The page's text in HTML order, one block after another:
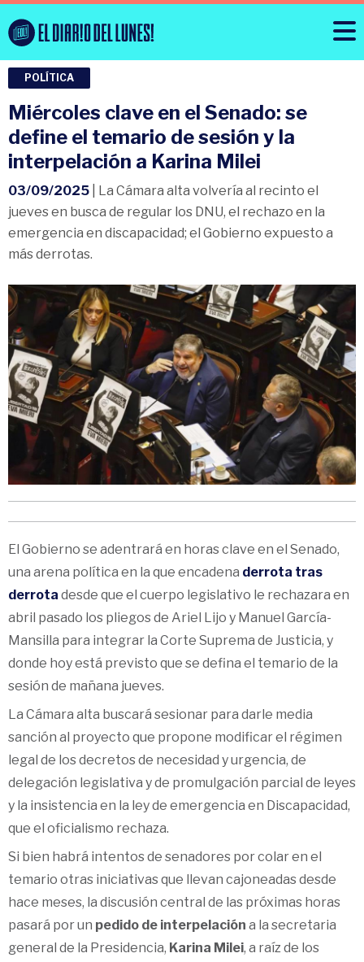
POLÍTICA
Miércoles clave en el Senado: se
define el temario de sesión y la
interpelación a Karina Milei
03/09/2025 | La Cámara alta volvería al recinto el
jueves en busca de regular los DNU, el rechazo en la
emergencia en discapacidad; el Gobierno expuesto a
más derrotas.
El Gobierno se adentrará en horas clave en el Senado,
una arena política en la que encadena derrota tras
derrota desde que el cuerpo legislativo le rechazara en
abril pasado los pliegos de Ariel Lijo y Manuel García-
Mansilla para integrar la Corte Suprema de Justicia, y
donde hoy está previsto que se defina el temario de la
sesión de mañana jueves.
La Cámara alta buscará sesionar para darle media
sanción al proyecto que propone modificar el régimen
legal de los decretos de necesidad y urgencia, de
delegación legislativa y de promulgación parcial de leyes
y la insistencia en la ley de emergencia en Discapacidad,
que el oficialismo rechaza.
Si bien habrá intentos de senadores por colar en el
temario otras iniciativas que llevan cajoneadas desde
hace meses, la discusión central de las próximas horas
pasará por un pedido de interpelación a la secretaria
general de la Presidencia, Karina Milei, a raíz de los